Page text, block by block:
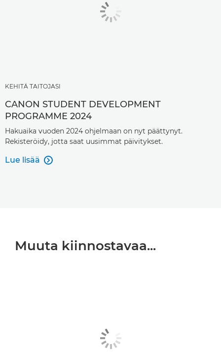
KEHITÄ TAITOJASI
CANON STUDENT DEVELOPMENT
PROGRAMME 2024
Hakuaika vuoden 2024 ohjelmaan on nyt päättynyt.
Rekisteröidy, jotta saat uusimmat päivitykset.
Lue lisää 
Muuta kiinnostavaa...